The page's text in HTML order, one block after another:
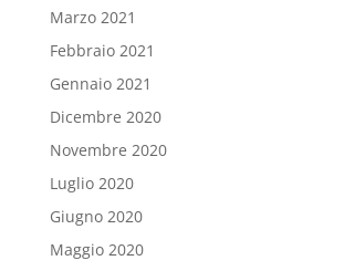
Marzo 2021
Febbraio 2021
Gennaio 2021
Dicembre 2020
Novembre 2020
Luglio 2020
Giugno 2020
Maggio 2020